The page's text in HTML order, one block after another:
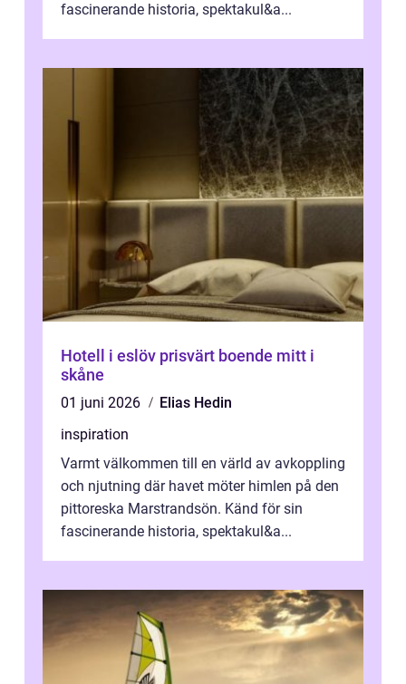
fascinerande historia, spektakul&a...
Hotell i eslöv prisvärt boende mitt i
skåne
01 juni 2026
Elias Hedin
inspiration
Varmt välkommen till en värld av avkoppling
och njutning där havet möter himlen på den
pittoreska Marstrandsön. Känd för sin
fascinerande historia, spektakul&a...